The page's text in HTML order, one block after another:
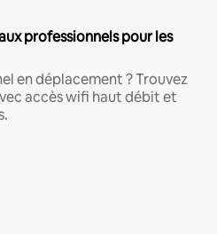
professionnels pour les
en déplacement ? Trouvez
accès wifi haut débit et